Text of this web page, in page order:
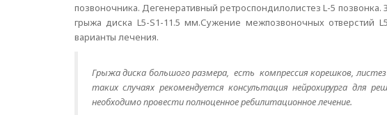
позвоночника. Дегенеративный ретроспондилолистез L-5
грыжа диска L5-S1-11.5 мм.Сужение межпозвоночных отверстий
варианты лечения.
Грыжа диска большого размера, есть компрессия корешков,
таких случаях рекомендуется консультация нейрохирурга для
необходимо провести полноценное ребилитационное лечение.